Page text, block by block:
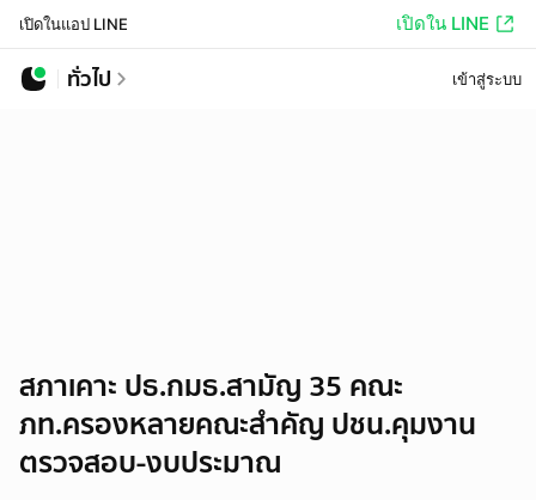
เปิดในแอป LINE เปิดใน LINE
ทั่วไป เข้าสู่ระบบ
สภาเคาะ ปธ.กมธ.สามัญ 35 คณะ
ภท.ครองหลายคณะสำคัญ ปชน.คุมงาน
ตรวจสอบ-งบประมาณ